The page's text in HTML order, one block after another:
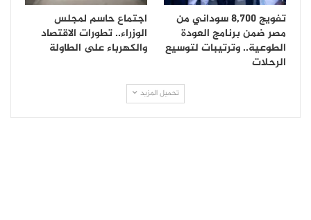
تفويج 8,700 سوداني من
مصر ضمن برنامج العودة
الطوعية.. وترتيبات لتوسيع
الرحلات
اجتماع حاسم لمجلس
الوزراء.. تطورات الاقتصاد
والكهرباء على الطاولة
تحميل المزيد